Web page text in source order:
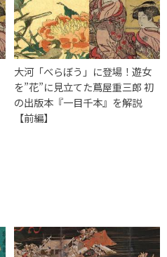
大河「べらぼう」に登場！遊女
を”花”に見立てた蔦屋重三郎 初
の出版本『一目千本』を解説
【前編】